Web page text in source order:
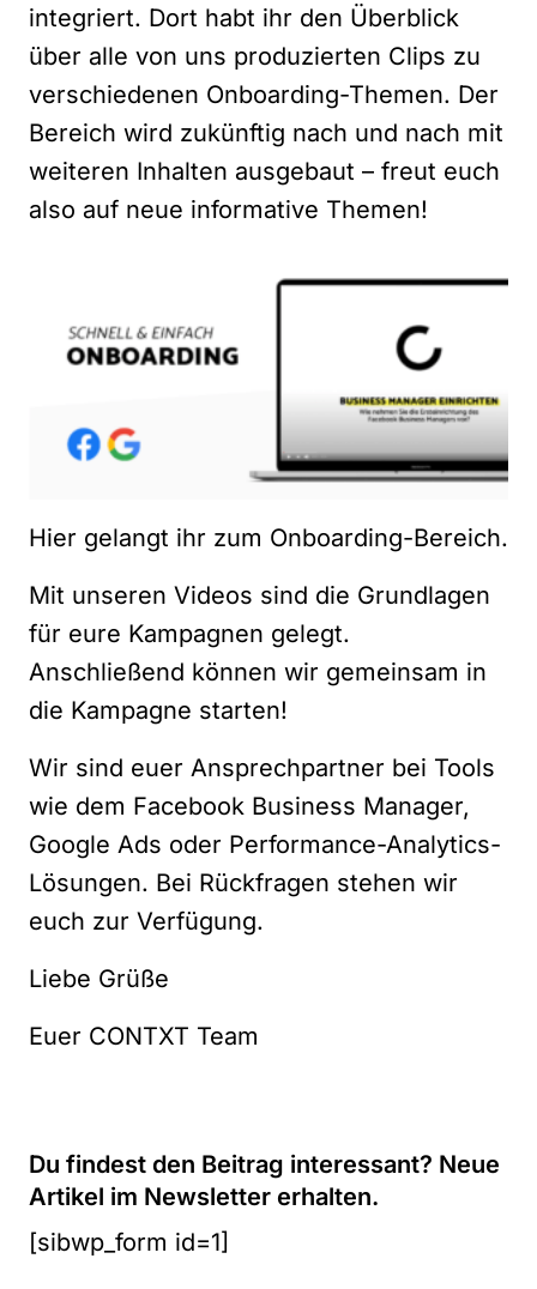
integriert. Dort habt ihr den Überblick
über alle von uns produzierten Clips zu
verschiedenen Onboarding-Themen. Der
Bereich wird zukünftig nach und nach mit
weiteren Inhalten ausgebaut – freut euch
also auf neue informative Themen!
Hier gelangt ihr zum Onboarding-Bereich.
Mit unseren Videos sind die Grundlagen
für eure Kampagnen gelegt.
Anschließend können wir gemeinsam in
die Kampagne starten!
Wir sind euer Ansprechpartner bei Tools
wie dem Facebook Business Manager,
Google Ads oder Performance-Analytics-
Lösungen. Bei Rückfragen stehen wir
euch zur Verfügung.
Liebe Grüße
Euer CONTXT Team
Du findest den Beitrag interessant? Neue
Artikel im Newsletter erhalten.
[sibwp_form id=1]